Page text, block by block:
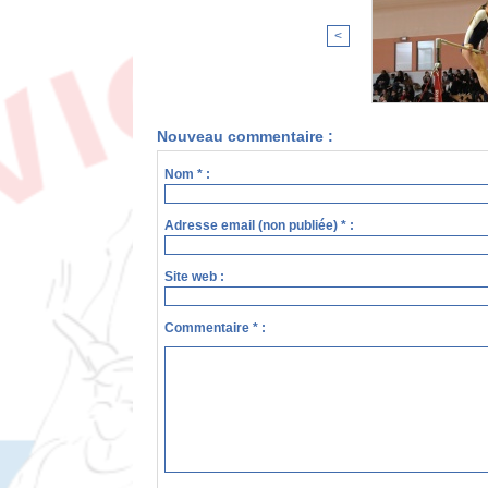
<
Nouveau commentaire :
Nom * :
Adresse email (non publiée) * :
Site web :
Commentaire * :